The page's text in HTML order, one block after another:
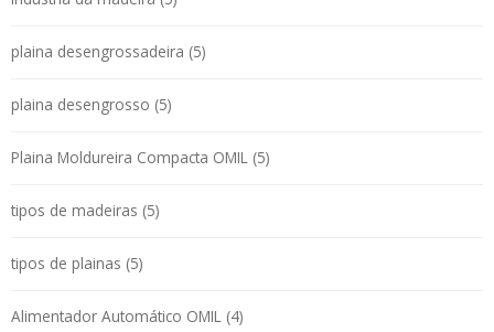
plaina desengrossadeira (5)
plaina desengrosso (5)
Plaina Moldureira Compacta OMIL (5)
tipos de madeiras (5)
tipos de plainas (5)
Alimentador Automático OMIL (4)